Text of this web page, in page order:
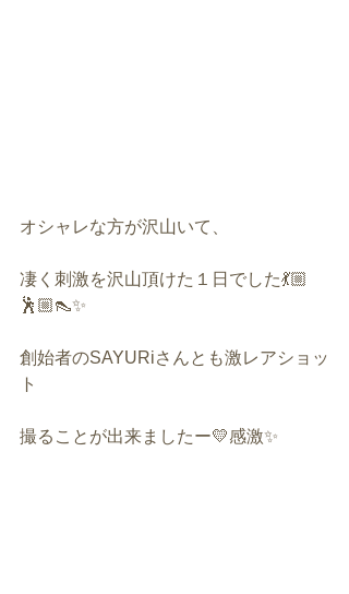
オシャレな方が沢山いて、
凄く刺激を沢山頂けた１日でした💃🏼
🕺🏼👠✨
創始者のSAYURiさんとも激レアショッ
ト
撮ることが出来ましたー💛感激✨